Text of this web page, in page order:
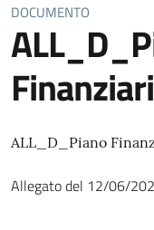
DOCUMENTO
ALL_D_Piano
Allegatodel 12/06/